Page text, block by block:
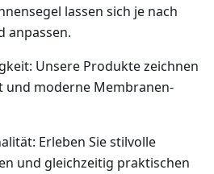
lassen sich je nach
anpassen.
: Unsere Produkte zeichnen
und moderne Membranen-
: Erleben Sie stilvolle
und gleichzeitig praktischen